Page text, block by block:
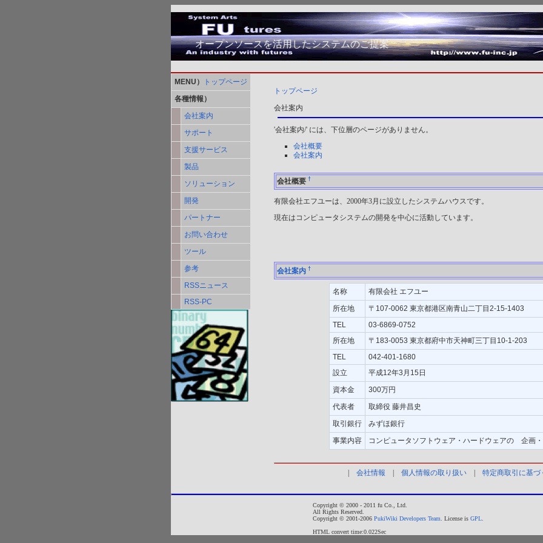
オープンソースを活用したシステムのご提案
トップページ
会社案内
'会社案内/' には、下位層のページがありません。
会社概要
会社案内
会社概要 †
有限会社エフユーは、2000年3月に設立したシステムハウスです。
現在はコンピュータシステムの開発を中心に活動しています。
会社案内 †
名称
有限会社 エフユー
所在地
〒107-0062 東京都港区南青山二丁目2-15-1403
TEL
03-6869-0752
所在地
〒183-0053 東京都府中市天神町三丁目10-1-203
TEL
042-401-1680
設立
平成12年3月15日
資本金
300万円
代表者
取締役 藤井昌史
取引銀行
みずほ銀行
事業内容
コンピュータソフトウェア・ハードウェアの 企画
| 会社情報 | 個人情報の取り扱い | 特定商取引に基づ
MENU）
トップページ
各種情報）
会社案内
サポート
支援サービス
製品
ソリューション
開発
パートナー
お問い合わせ
ツール
参考
RSSニュース
RSS-PC
Copyright © 2000 - 2011 fu Co., Ltd.
All Rights Reserved.
Copyright © 2001-2006 PukiWiki Developers Team . License is GPL
HTML convert time:0.022Sec